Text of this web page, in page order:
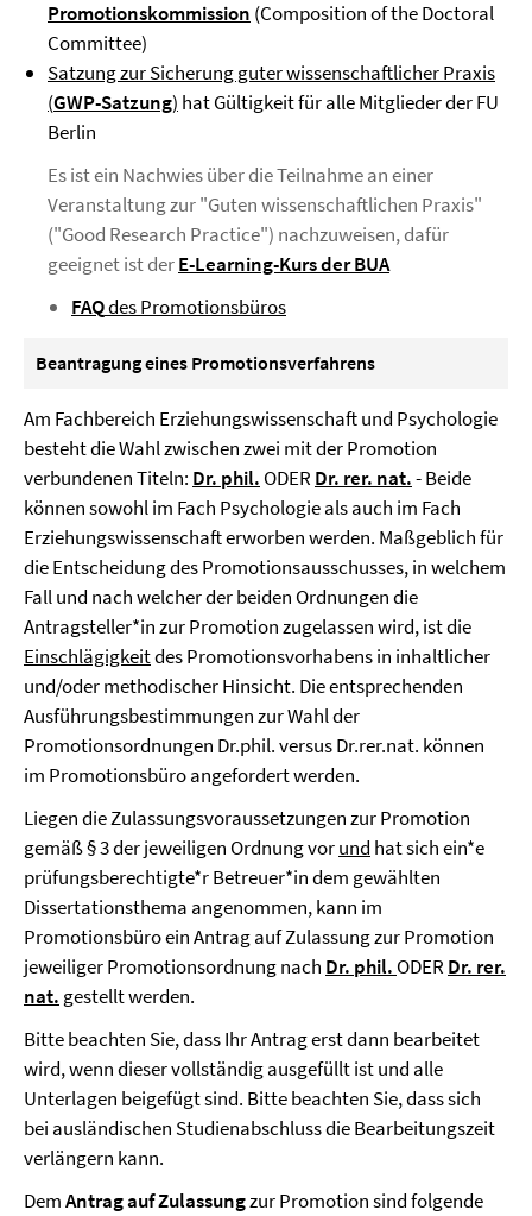
Promotionskommission (Composition of the Doctoral
Committee)
Satzung zur Sicherung guter wissenschaftlicher Praxis
(GWP-Satzung) hat Gültigkeit für alle Mitglieder der FU
Berlin
Es ist ein Nachwies über die Teilnahme an einer
Veranstaltung zur "Guten wissenschaftlichen Praxis"
("Good Research Practice") nachzuweisen, dafür
geeignet ist derE-Learning-Kurs der BUA
FAQdes Promotionsbüros
Beantragung eines Promotionsverfahrens
Am Fachbereich Erziehungswissenschaft und Psychologie
besteht die Wahl zwischen zwei mit der Promotion
verbundenen Titeln: Dr. phil. ODER Dr. rer. nat.- Beide
können sowohl im Fach Psychologie als auch im Fach
Erziehungswissenschaft erworben werden. Maßgeblich für
die Entscheidung des Promotionsausschusses, in welchem
Fall und nach welcher der beiden Ordnungen die
Antragsteller*in zur Promotion zugelassen wird, ist die
Einschlägigkeitdes Promotionsvorhabens in inhaltlicher
und/oder methodischer Hinsicht. Die entsprechenden
Ausführungsbestimmungen zur Wahl der
Promotionsordnungen Dr.phil. versus Dr.rer.nat. können
im Promotionsbüro angefordert werden.
Liegen die Zulassungsvoraussetzungen zur Promotion
gemäß § 3 der jeweiligen Ordnung vorund hat sich ein*e
prüfungsberechtigte*r Betreuer*in dem gewählten
Dissertationsthema angenommen, kann im
Promotionsbüro ein Antrag auf Zulassung zur Promotion
jeweiliger Promotionsordnung nach Dr. phil. ODER Dr. rer.
nat. gestellt werden.
Bitte beachten Sie, dass Ihr Antrag erst dann bearbeitet
wird, wenn dieser vollständig ausgefüllt ist und alle
Unterlagen beigefügt sind. Bitte beachten Sie, dass sich
bei ausländischen Studienabschluss die Bearbeitungszeit
verlängern kann.
DemAntrag auf Zulassungzur Promotion sind folgende